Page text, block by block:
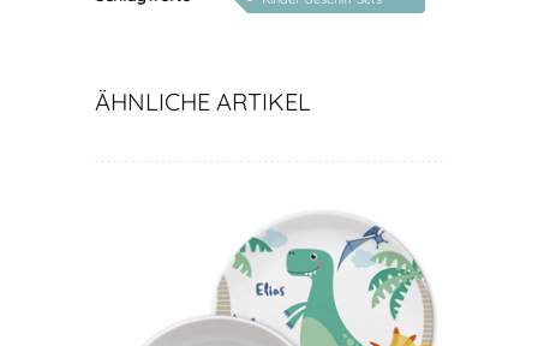
ÄHNLICHE ARTIKEL